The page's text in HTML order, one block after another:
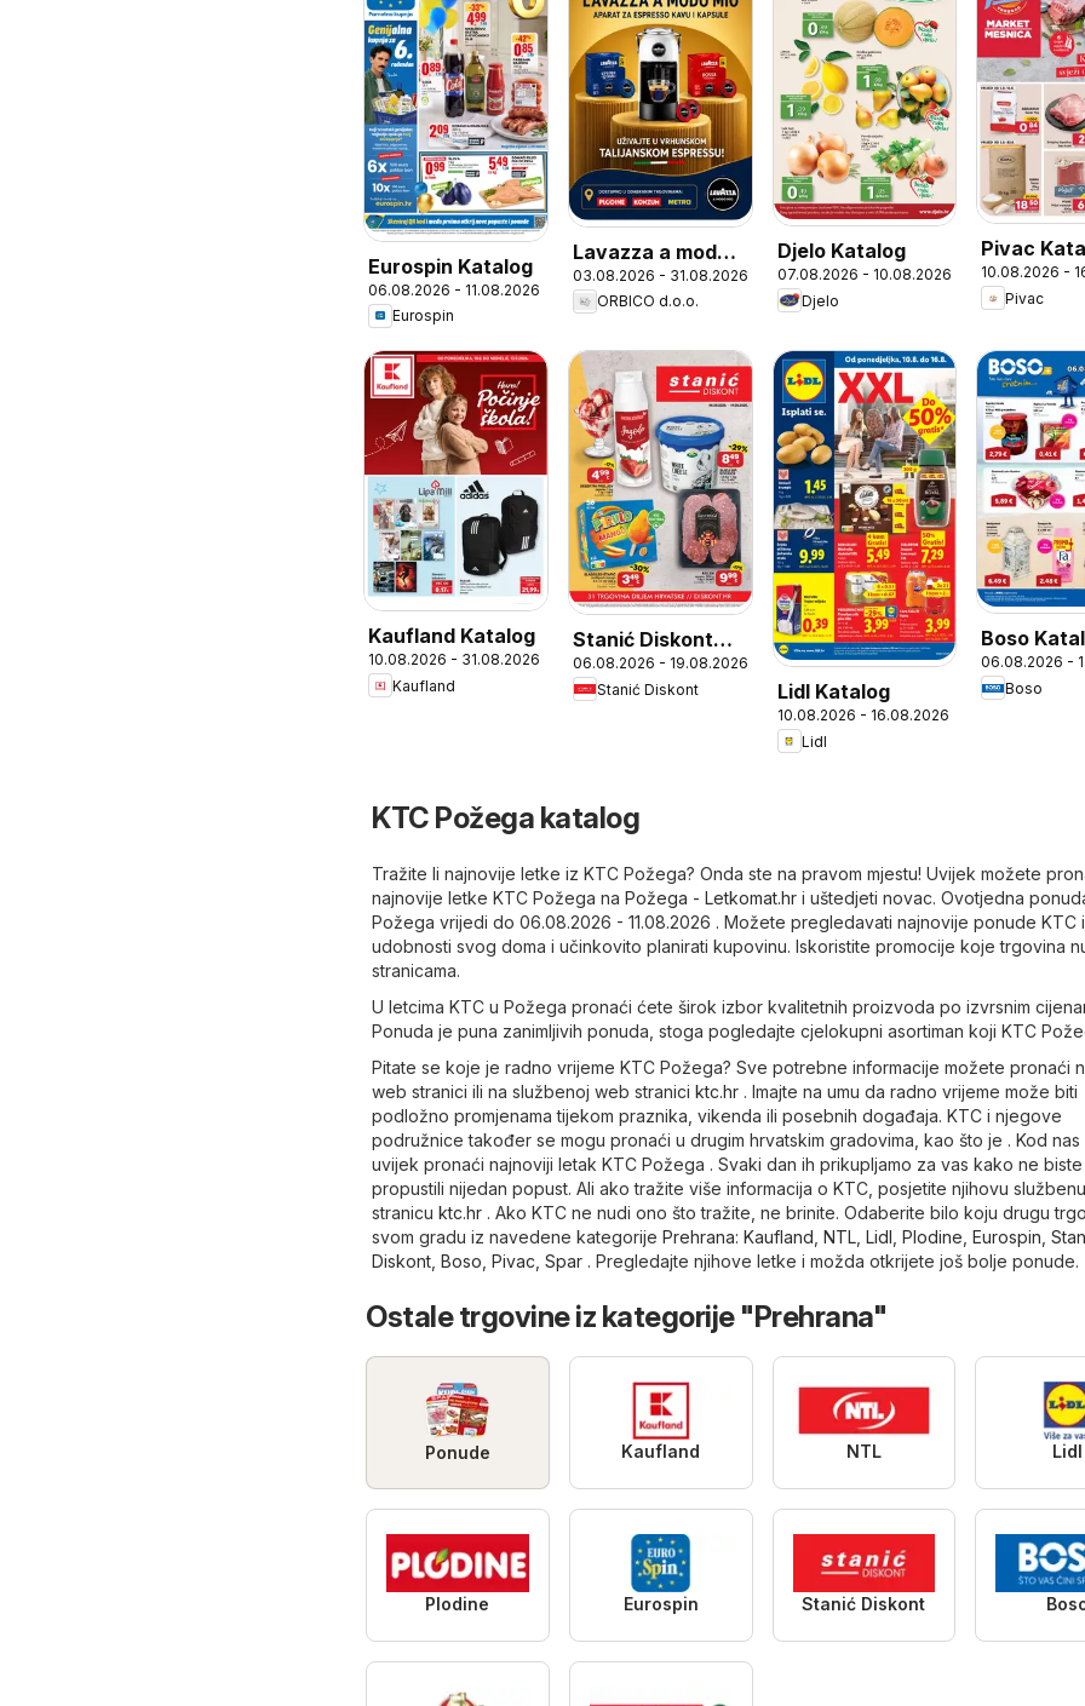
Eurospin Katalog
06.08.2026 - 11.08.2026
Eurospin
Lavazza a modo
mio
03.08.2026 - 31.08.2026
ORBICO d.o.o.
Djelo Katalog
07.08.2026 - 10.08.2026
Djelo
Pivac
10.08.2026 -
Pivac
Kaufland Katalog
10.08.2026 - 31.08.2026
Kaufland
Stanić Diskont
Katalog
06.08.2026 - 19.08.2026
Stanić Diskont
Lidl Katalog
10.08.2026 - 16.08.2026
Lidl
Boso
06.08.2026 -
Boso
KTC Požega katalog
Tražite li najnovije letke iz KTC Požega? Onda ste na pravom mjestu! Uvijek možete
najnovije letke KTC Požega na Požega - Letkomat.hr i uštedjeti novac. Ovotjedna
Požega vrijedi do 06.08.2026 - 11.08.2026 . Možete pregledavati najnovije ponude KTC
udobnosti svog doma i učinkovito planirati kupovinu. Iskoristite promocije koje trgovina
stranicama.
U letcima KTC u Požega pronaći ćete širok izbor kvalitetnih proizvoda po izvrsnim
Ponuda je puna zanimljivih ponuda, stoga pogledajte cjelokupni asortiman koji KTC
Pitate se koje je radno vrijeme KTC Požega? Sve potrebne informacije možete pronaći
web stranici ili na službenoj web stranici ktc.hr . Imajte na umu da radno vrijeme može biti
podložno promjenama tijekom praznika, vikenda ili posebnih događaja. KTC i njegove
podružnice također se mogu pronaći u drugim hrvatskim gradovima, kao što je . Kod
uvijek pronaći najnoviji letak KTC Požega . Svaki dan ih prikupljamo za vas kako ne biste
propustili nijedan popust. Ali ako tražite više informacija o KTC, posjetite njihovu
stranicu ktc.hr . Ako KTC ne nudi ono što tražite, ne brinite. Odaberite bilo koju drugu
svom gradu iz navedene kategorije Prehrana: Kaufland NTL Lidl Plodine Eurospin
Diskont Boso Pivac Spar . Pregledajte njihove letke i možda otkrijete još bolje ponude.
Ostale trgovine iz kategorije "Prehrana"
Ponude Kaufland NTL Lidl
Plodine Eurospin Stanić Diskont